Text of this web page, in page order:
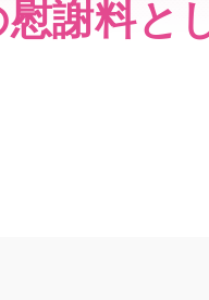
謝料と